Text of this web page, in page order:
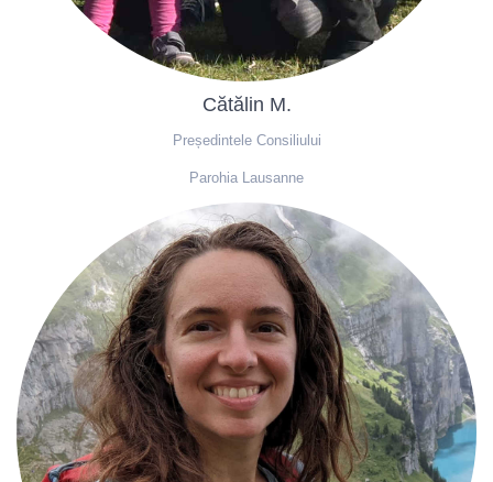
Cătălin M.
Președintele Consiliului
Parohia Lausanne